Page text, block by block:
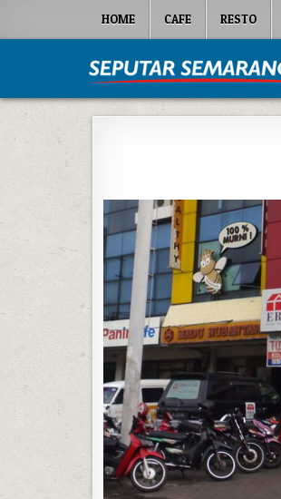
HOME CAFE RESTO
Seputar Semarang